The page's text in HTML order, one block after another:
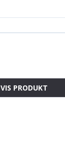
VIS PRODUKT